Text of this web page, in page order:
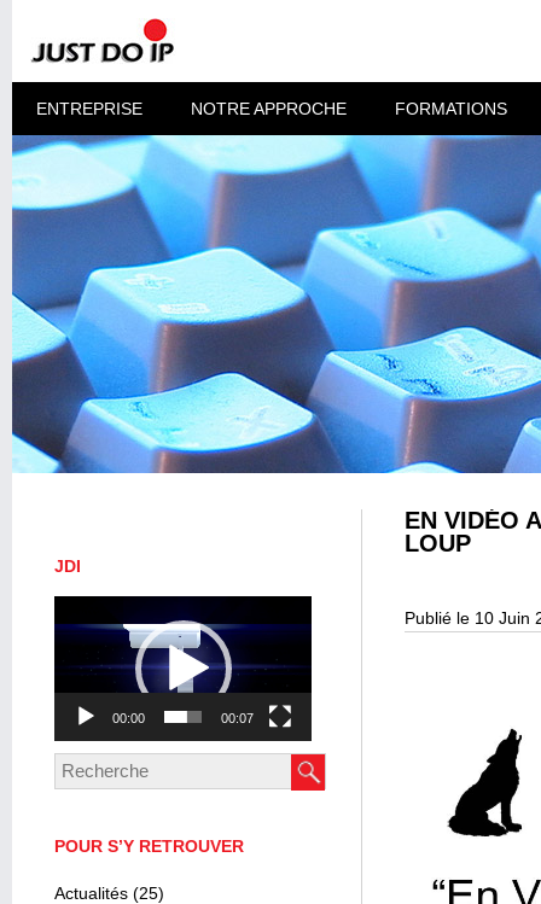
ENTREPRISE NOTRE APPROCHE FORMATIONS
JDI
vidéo
00:00 00:07
POUR S’Y RETROUVER
Actualités (25)
EN VIDÉO
LOUP
Publié le 10 Juin